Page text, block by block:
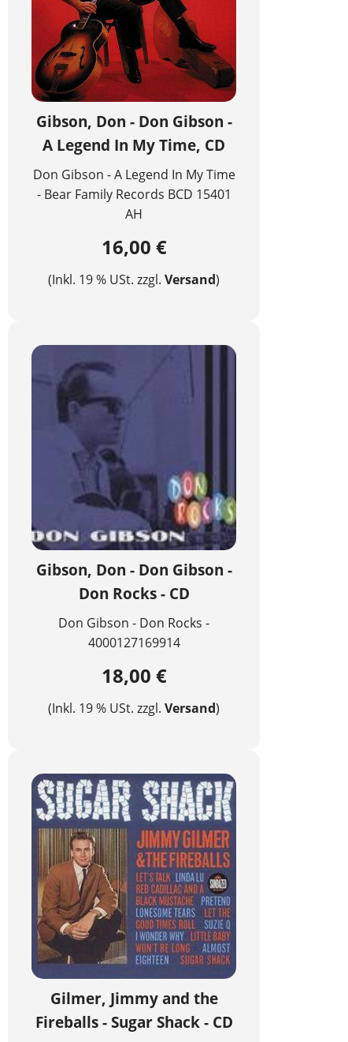
Gibson, Don - Don Gibson -
A Legend In My Time, CD
Don Gibson - A Legend In My Time
- Bear Family Records BCD 15401
AH
16,00 €
(Inkl. 19 % USt. zzgl. Versand)
Gibson, Don - Don Gibson -
Don Rocks - CD
Don Gibson - Don Rocks -
4000127169914
18,00 €
(Inkl. 19 % USt. zzgl. Versand)
Gilmer, Jimmy and the
Fireballs - Sugar Shack - CD